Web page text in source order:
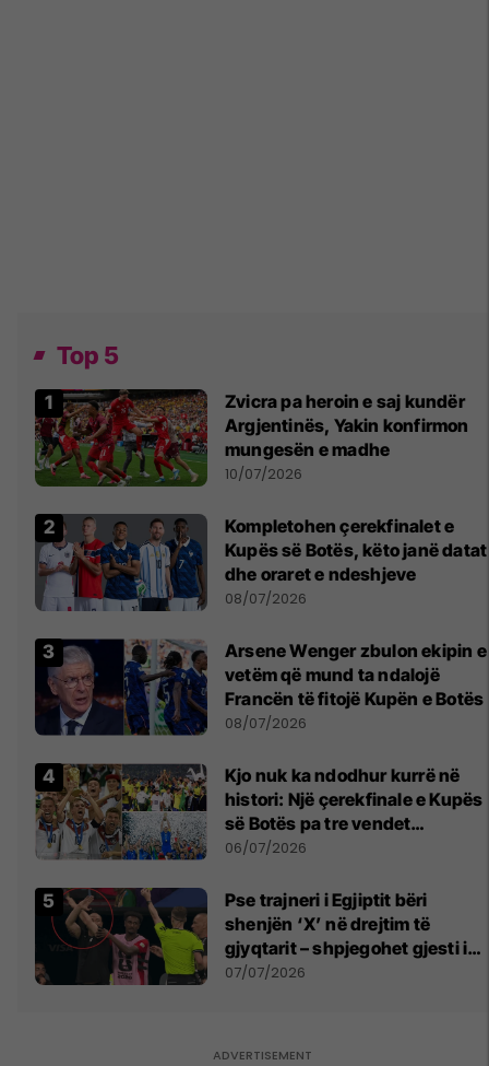
Top 5
Zvicra pa heroin e saj kundër
Argjentinës, Yakin konfirmon
mungesën e madhe
10/07/2026
Kompletohen çerekfinalet e
Kupës së Botës, këto janë datat
dhe oraret e ndeshjeve
08/07/2026
Arsene Wenger zbulon ekipin e
vetëm që mund ta ndalojë
Francën të fitojë Kupën e Botës
08/07/2026
Kjo nuk ka ndodhur kurrë në
histori: Një çerekfinale e Kupës
së Botës pa tre vendet
legjendare të futbollit
06/07/2026
Pse trajneri i Egjiptit bëri
shenjën ‘X’ në drejtim të
gjyqtarit – shpjegohet gjesti i
pazakontë
07/07/2026